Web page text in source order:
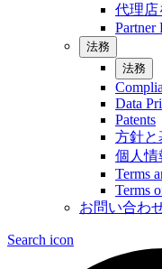
代理店
Partner
法務
法務
Data
Patents
方針と
個人情
Terms
Terms
お問い合わ
Search icon